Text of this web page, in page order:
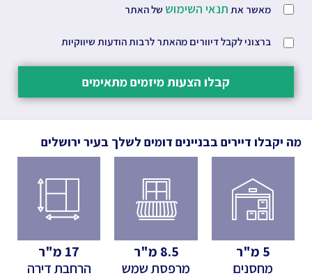
מאשר את תנאי השימוש של האתר
ברצוני לקבל דיוורים מהאתר לרבות הודעות שיווקיות
קבלו הצעות מיזמים מתאימים
מה יקבלו דיירים בבניינים דומים לשלך בעיר ירושלים
5 מ"ר
מחסנים
8.5 מ"ר
מרפסת שמש
17 מ"ר
הרחבת דירה